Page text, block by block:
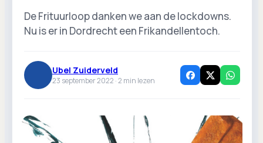
De Frituurloop danken we aan de lockdowns.
Nu is er in Dordrecht een Frikandellentoch.
Ubel Zuiderveld
23 september 2022 ·2 min lezen